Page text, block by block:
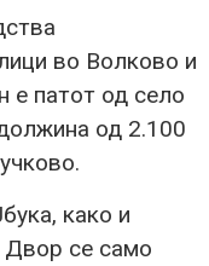
во Волково и
е патот од село
од 2.100
како и
Двор се само